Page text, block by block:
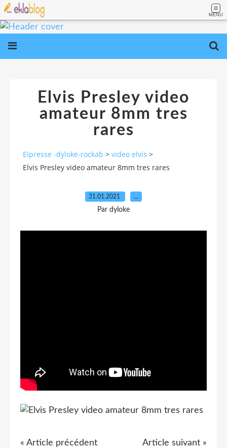
MENU
Elvis Presley video
amateur 8mm tres
rares
Elpresse -dyloke-rockab > video elvis >
Elvis Presley video amateur 8mm tres rares
31.01.2021 …
Par dyloke
« Article précédent Article suivant »